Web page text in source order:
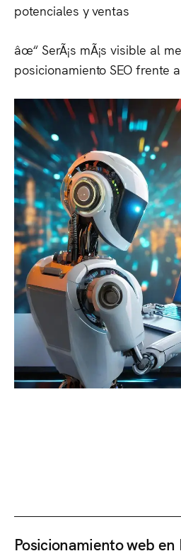
potenciales y ventas
âœ“ SerÃ¡s mÃ¡s visible al
posicionamiento SEO frente
Posicionamiento web en